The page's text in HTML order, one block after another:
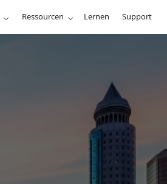
Ressourcen Lernen Support